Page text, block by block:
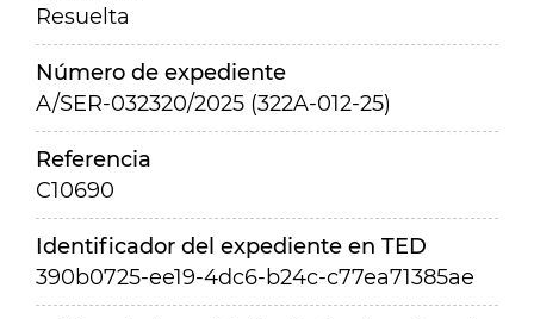
Resuelta
Número de expediente
A/SER-032320/2025 (322A-012-25)
Referencia
C10690
Identificador del expediente en TED
390b0725-ee19-4dc6-b24c-c77ea71385ae